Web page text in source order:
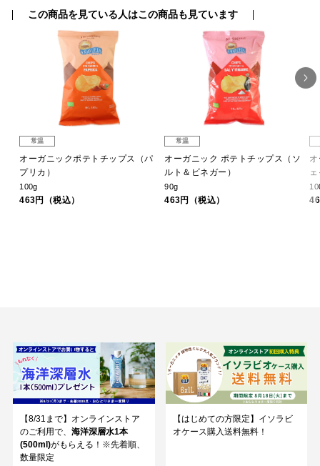
この商品を見ている人はこの商品も見ています
常温
オーガニックポテトチップス（パ
プリカ）
100g
463円（税込）
常温
オーガニック ポテトチップス（ソ
ルト＆ビネガー）
90g
463円（税込）
【8/31まで】オンラインストア
のご利用で、 海洋深層水1本
(500ml)がもらえる！※先着順、
数量限定
【はじめての方限定】イソラビ
オケース購入送料無料！